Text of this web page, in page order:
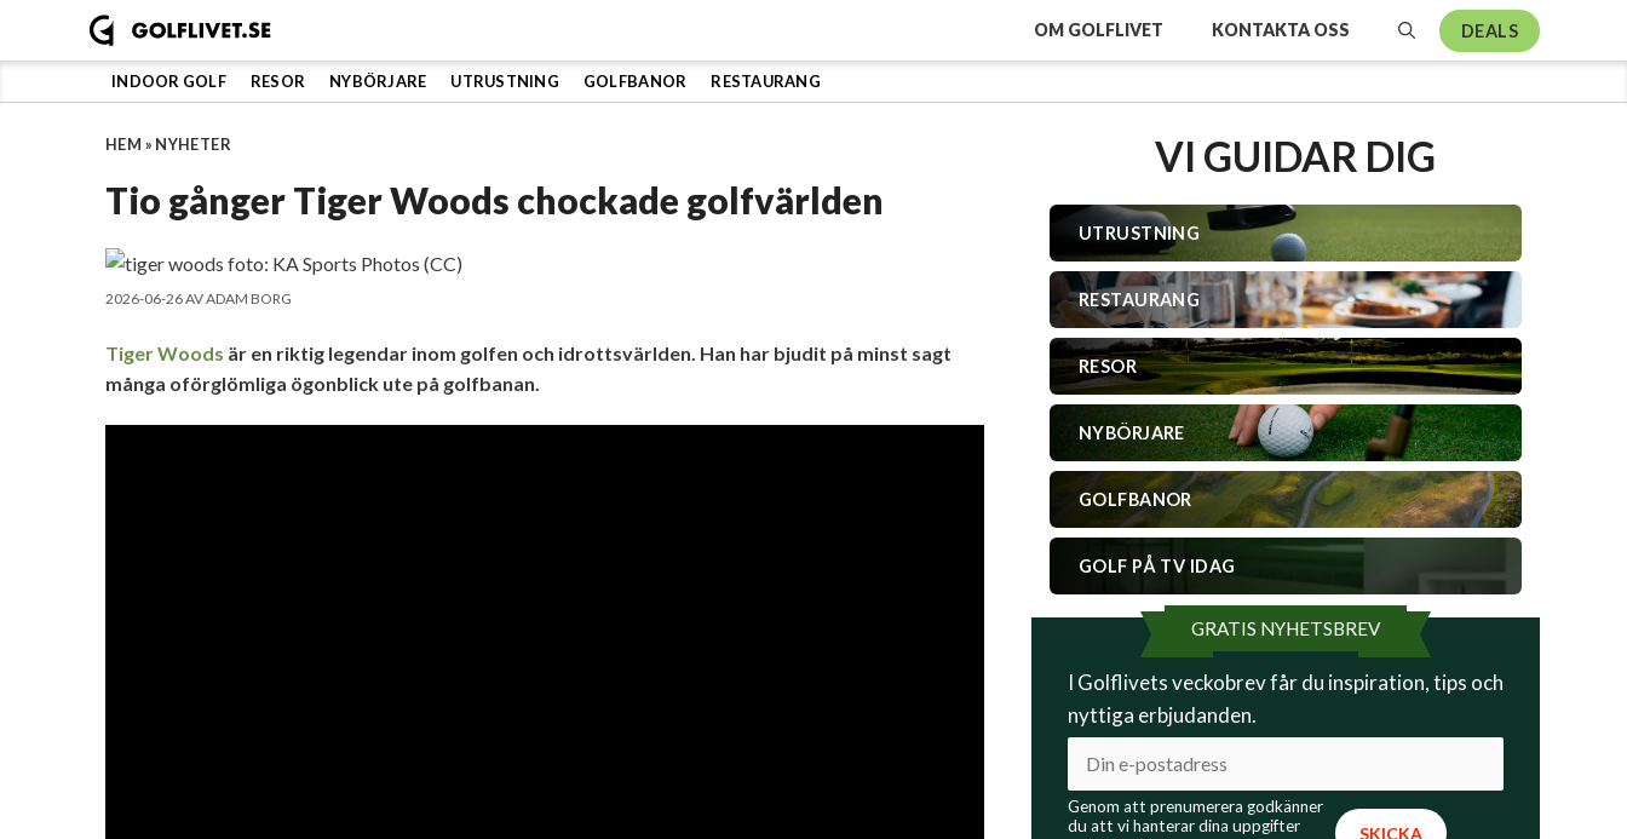
OM GOLFLIVET KONTAKTA OSS DEALS
INDOOR GOLF RESOR NYBÖRJARE UTRUSTNING GOLFBANOR RESTAURANG
HEM » NYHETER
Tio gånger Tiger Woods chockade golfvärlden
2026-06-26AVADAM BORG
Tiger Woods är en riktig legendar inom golfen och idrottsvärlden. Han har bjudit på minst sagt
många oförglömliga ögonblick ute på golfbanan.
VI GUIDAR DIG
UTRUSTNING
RESTAURANG
RESOR
NYBÖRJARE
GOLFBANOR
GOLF PÅ TV IDAG
GRATIS NYHETSBREV
I Golflivets veckobrev får du inspiration, tips och
nyttiga erbjudanden.
Genom att prenumerera godkänner
du att vi hanterar dina uppgifter